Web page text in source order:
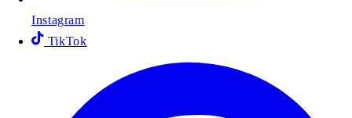
Instagram
TikTok